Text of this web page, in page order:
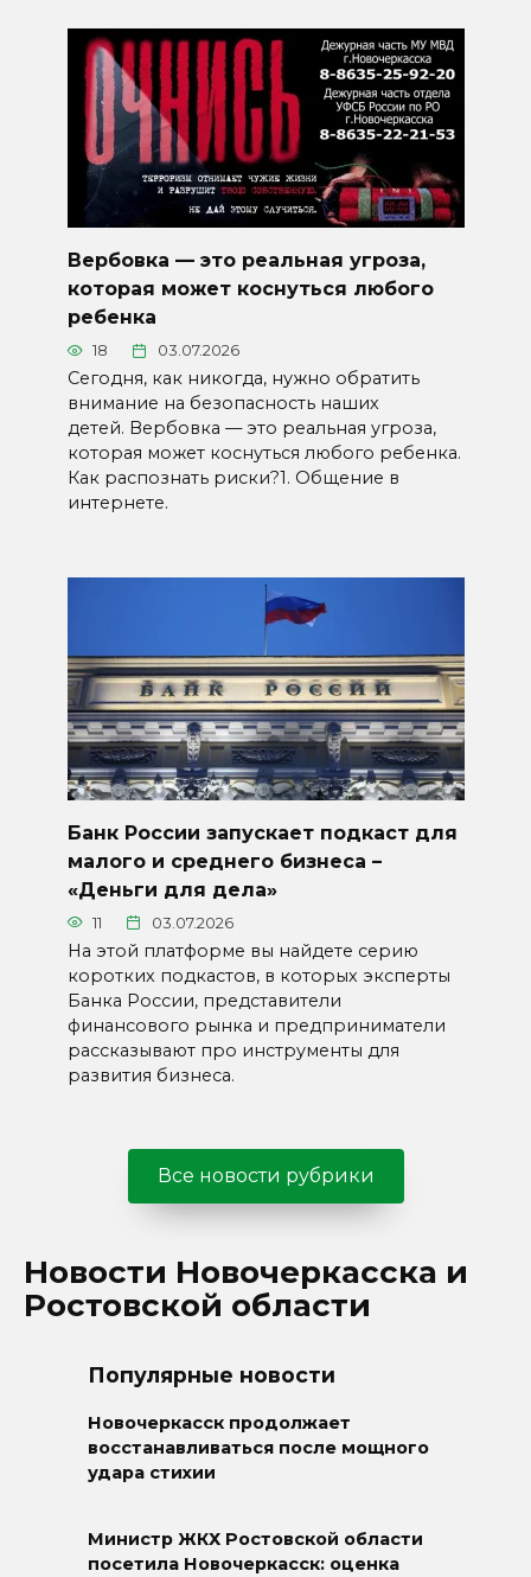
Вербовка — это реальная угроза,
которая может коснуться любого
ребенка
18 03.07.2026
Сегодня, как никогда, нужно обратить
внимание на безопасность наших
детей. Вербовка — это реальная угроза,
которая может коснуться любого ребенка.
Как распознать риски?1. Общение в
интернете.
Банк России запускает подкаст для
малого и среднего бизнеса –
«Деньги для дела»
11 03.07.2026
На этой платформе вы найдете серию
коротких подкастов, в которых эксперты
Банка России, представители
финансового рынка и предприниматели
рассказывают про инструменты для
развития бизнеса.
Все новости рубрики
Новости Новочеркасска и
Ростовской области
Популярные новости
Новочеркасск продолжает
восстанавливаться после мощного
удара стихии
Министр ЖКХ Ростовской области
посетила Новочеркасск: оценка